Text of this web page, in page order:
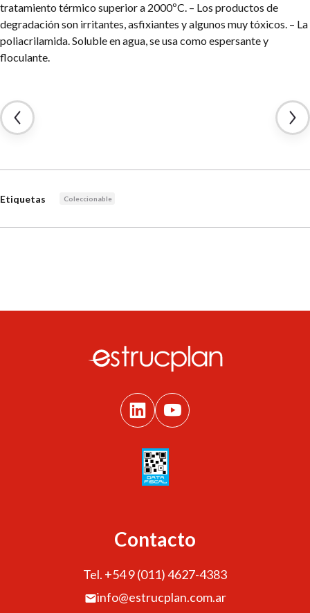
tratamiento térmico superior a 2000ºC. – Los productos de
degradación son irritantes, asfixiantes y algunos muy tóxicos. – La
poliacrilamida. Soluble en agua, se usa como espersante y
floculante.
Etiquetas Coleccionable
Contacto
Tel. +54 9 (011) 4627-4383
info@estrucplan.com.ar